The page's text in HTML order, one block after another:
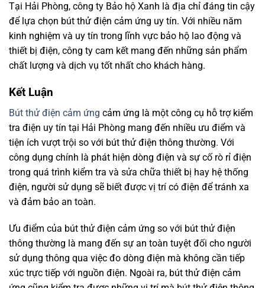
Tại Hải Phòng, công ty Bảo hộ Xanh là địa chỉ đáng tin cậy
để lựa chọn bút thử điện cảm ứng uy tín. Với nhiều năm
kinh nghiệm và uy tín trong lĩnh vực bảo hộ lao động và
thiết bị điện, công ty cam kết mang đến những sản phẩm
chất lượng và dịch vụ tốt nhất cho khách hàng.
Kết Luận
Bút thử điện cảm ứng cảm ứng là một công cụ hỗ trợ kiểm
tra điện uy tín tại Hải Phòng mang đến nhiều ưu điểm và
tiện ích vượt trội so với bút thử điện thông thường. Với
công dụng chính là phát hiện dòng điện và sự cố rò rỉ điện
trong quá trình kiểm tra và sửa chữa thiết bị hay hệ thống
điện, người sử dụng sẽ biết được vị trí có điện để tránh xa
và đảm bảo an toàn.
Ưu điểm của bút thử điện cảm ứng so với bút thử điện
thông thường là mang đến sự an toàn tuyệt đối cho người
sử dụng thông qua việc đo dòng điện mà không cần tiếp
xúc trực tiếp với nguồn điện. Ngoài ra, bút thử điện cảm